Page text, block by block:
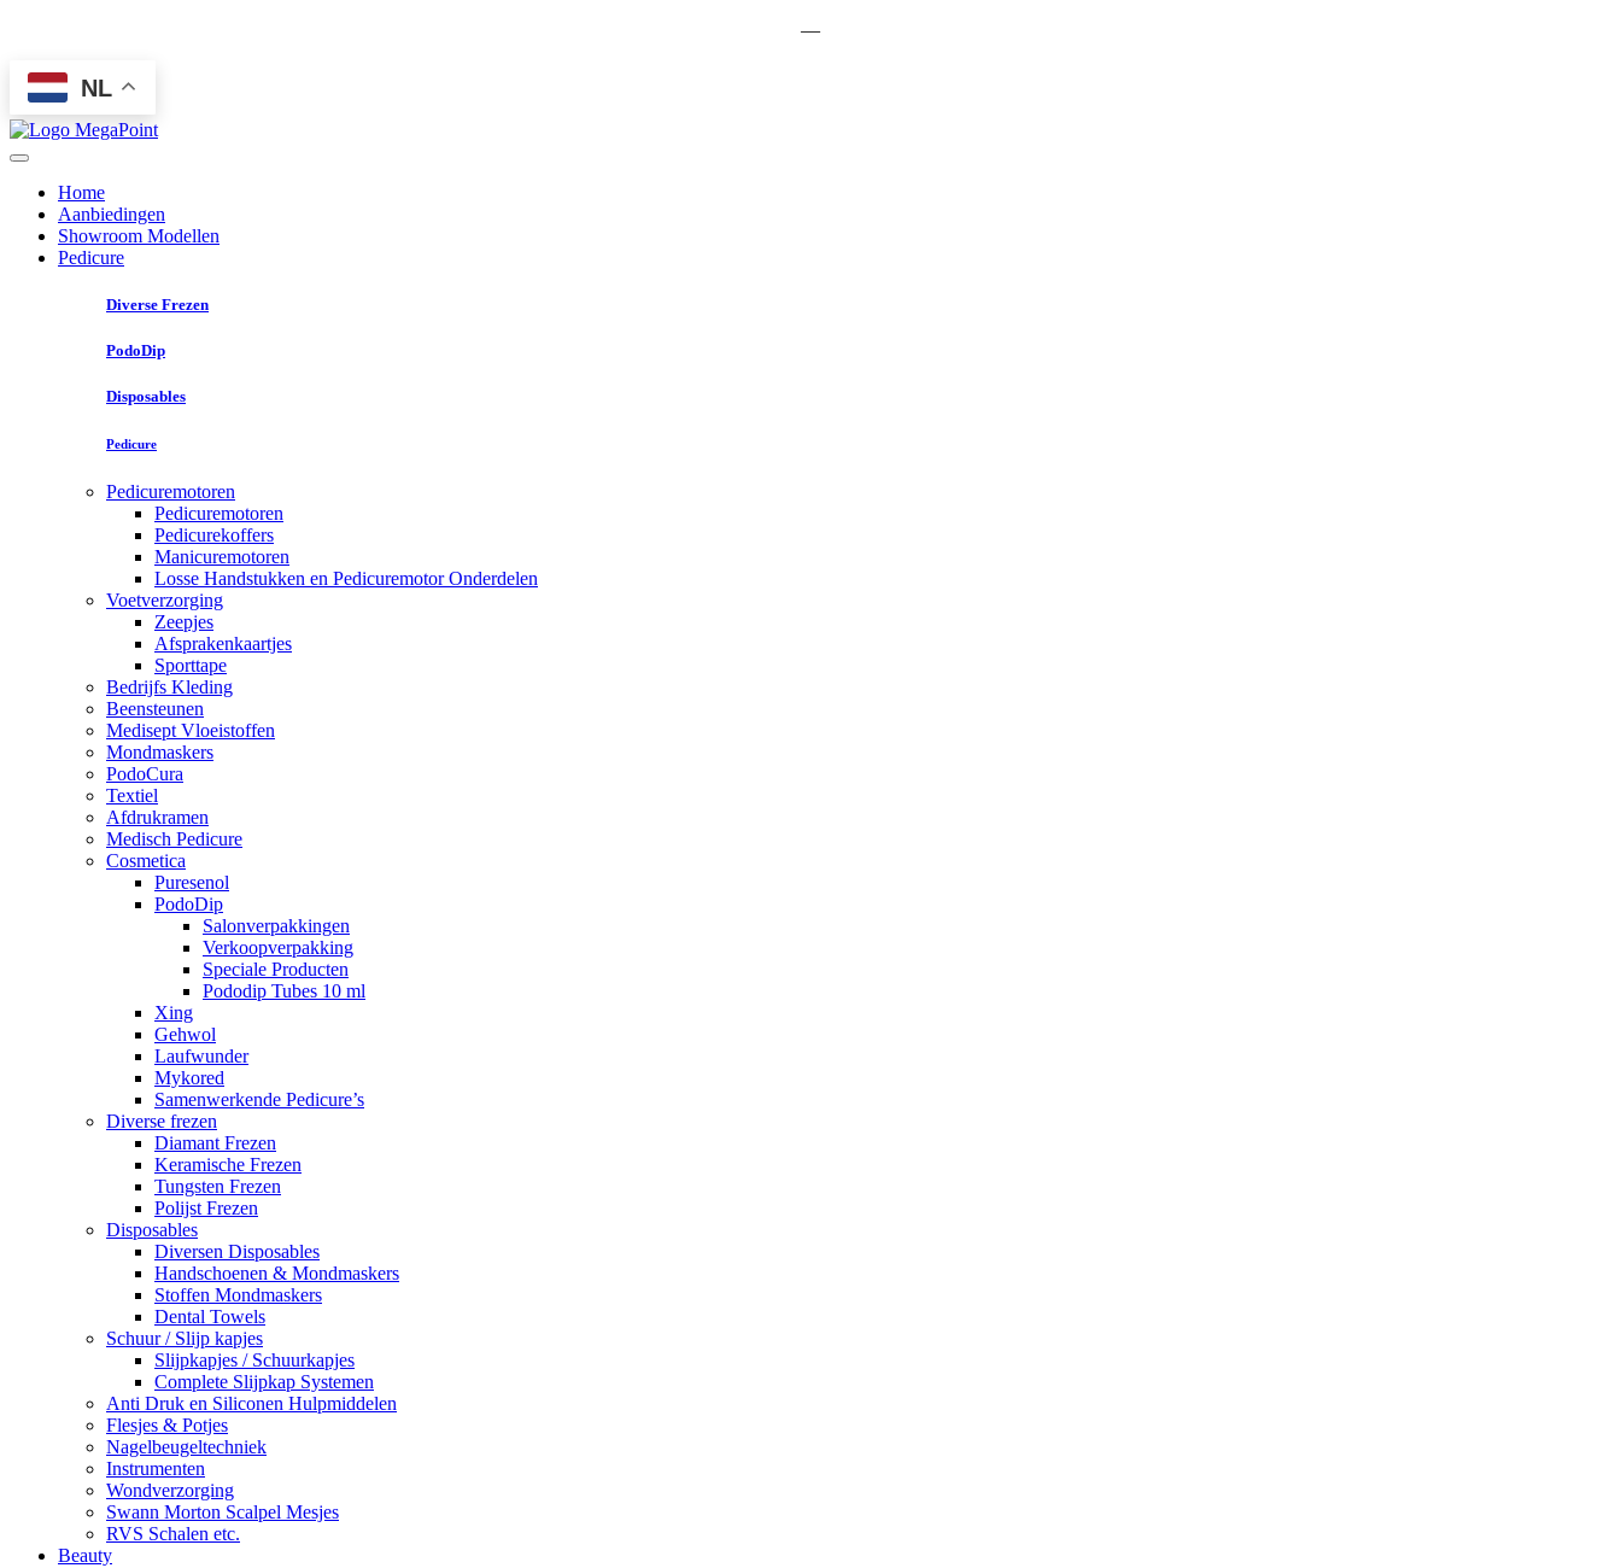
—
NL
Home
Aanbiedingen
Showroom Modellen
Pedicure
Diverse Frezen
PodoDip
Disposables
Pedicure
Pedicuremotoren
Pedicuremotoren
Pedicurekoffers
Manicuremotoren
Losse Handstukken en Pedicuremotor Onderdelen
Voetverzorging
Zeepjes
Afsprakenkaartjes
Sporttape
Bedrijfs Kleding
Beensteunen
Medisept Vloeistoffen
Mondmaskers
PodoCura
Textiel
Afdrukramen
Medisch Pedicure
Cosmetica
Puresenol
PodoDip
Salonverpakkingen
Verkoopverpakking
Speciale Producten
Pododip Tubes 10 ml
Xing
Gehwol
Laufwunder
Mykored
Samenwerkende Pedicure’s
Diverse frezen
Diamant Frezen
Keramische Frezen
Tungsten Frezen
Polijst Frezen
Disposables
Diversen Disposables
Handschoenen & Mondmaskers
Stoffen Mondmaskers
Dental Towels
Schuur / Slijp kapjes
Slijpkapjes / Schuurkapjes
Complete Slijpkap Systemen
Anti Druk en Siliconen Hulpmiddelen
Flesjes & Potjes
Nagelbeugeltechniek
Instrumenten
Wondverzorging
Swann Morton Scalpel Mesjes
RVS Schalen etc.
Beauty